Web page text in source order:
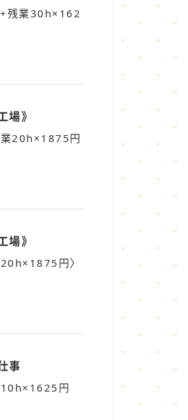
残業30h×162
》
20h×1875円
》
円〉
事
円